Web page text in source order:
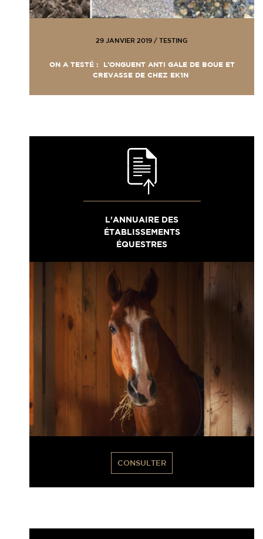
29 JANVIER 2019 / TESTING
ON A TESTÉ : L’ONGUENT ANTI GALE DE BOUE ET
CREVASSE DE CHEZ EK1N
L'ANNUAIRE DES
ÉTABLISSEMENTS
ÉQUESTRES
CONSULTER